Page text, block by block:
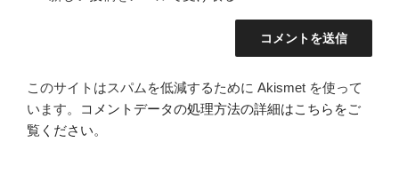
このサイトはスパムを低減するために Akismet を使って
います。
コメントデータの処理方法の詳細はこちらをご
覧ください。